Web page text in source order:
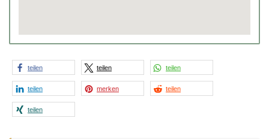
teilen teilen teilen
teilen merken teilen
teilen